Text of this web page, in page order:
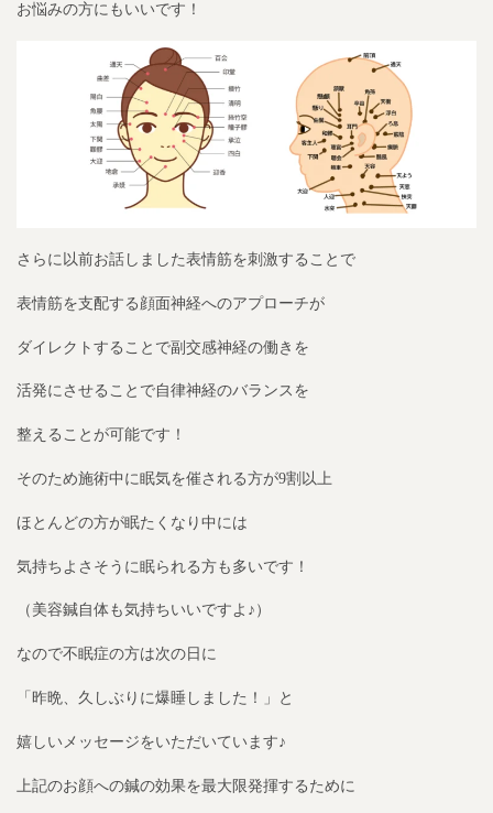
お悩みの方にもいいです！
さらに以前お話しました表情筋を刺激することで
表情筋を支配する顔面神経へのアプローチが
ダイレクトすることで副交感神経の働きを
活発にさせることで自律神経のバランスを
整えることが可能です！
そのため施術中に眠気を催される方が9割以上
ほとんどの方が眠たくなり中には
気持ちよさそうに眠られる方も多いです！
（美容鍼自体も気持ちいいですよ♪）
なので不眠症の方は次の日に
「昨晩、久しぶりに爆睡しました！」と
嬉しいメッセージをいただいています♪
上記のお顔への鍼の効果を最大限発揮するために